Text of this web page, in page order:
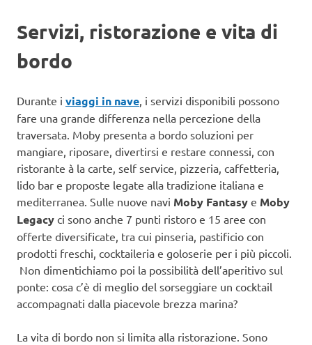
Servizi, ristorazione e vita di
bordo
Durante i viaggi in nave, i servizi disponibili possono
fare una grande differenza nella percezione della
traversata. Moby presenta a bordo soluzioni per
mangiare, riposare, divertirsi e restare connessi, con
ristorante à la carte, self service, pizzeria, caffetteria,
lido bar e proposte legate alla tradizione italiana e
mediterranea. Sulle nuove navi Moby Fantasy e Moby
Legacy ci sono anche 7 punti ristoro e 15 aree con
offerte diversificate, tra cui pinseria, pastificio con
prodotti freschi, cocktaileria e goloserie per i più piccoli.
Non dimentichiamo poi la possibilità dell’aperitivo sul
ponte: cosa c’è di meglio del sorseggiare un cocktail
accompagnati dalla piacevole brezza marina?
La vita di bordo non si limita alla ristorazione. Sono